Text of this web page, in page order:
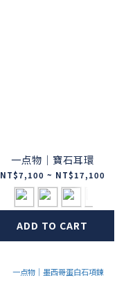
一点物｜寶石耳環
NT$7,100 ~ NT$17,100
ADD TO CART